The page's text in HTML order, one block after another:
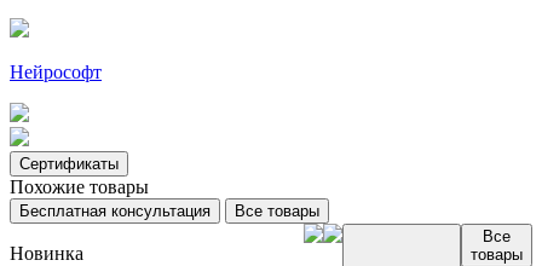
Нейрософт
Сертификаты
Похожие товары
Бесплатная консультация Все товары
Новинка
Все
товары